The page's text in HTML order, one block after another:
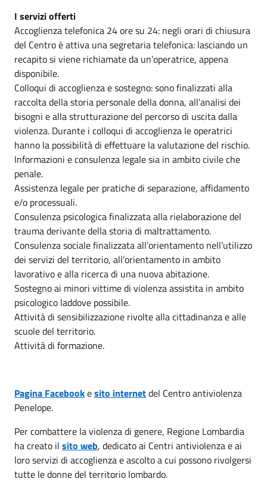
I servizi offerti
Accoglienza telefonica 24 ore su 24: negli orari di chiusura
del Centro è attiva una segretaria telefonica: lasciando un
recapito si viene richiamate da un’operatrice, appena
disponibile.
Colloqui di accoglienza e sostegno: sono finalizzati alla
raccolta della storia personale della donna, all’analisi dei
bisogni e alla strutturazione del percorso di uscita dalla
violenza. Durante i colloqui di accoglienza le operatrici
hanno la possibilità di effettuare la valutazione del rischio.
Informazioni e consulenza legale sia in ambito civile che
penale.
Assistenza legale per pratiche di separazione, affidamento
e/o processuali.
Consulenza psicologica finalizzata alla rielaborazione del
trauma derivante della storia di maltrattamento.
Consulenza sociale finalizzata all’orientamento nell’utilizzo
dei servizi del territorio, all’orientamento in ambito
lavorativo e alla ricerca di una nuova abitazione.
Sostegno ai minori vittime di violenza assistita in ambito
psicologico laddove possibile.
Attività di sensibilizzazione rivolte alla cittadinanza e alle
scuole del territorio.
Attività di formazione.
Pagina Facebookesito internetdel Centro antiviolenza
Penelope.
Per combattere la violenza di genere, Regione Lombardia
ha creato il sito web, dedicato ai Centri antiviolenza e ai
loro servizi di accoglienza e ascolto a cui possono rivolgersi
tutte le donne del territorio lombardo.